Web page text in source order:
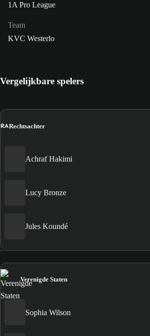
1A Pro League
Team
KVC Westerlo
Vergelijkbare spelers
RARechtsachter
Achraf Hakimi
Lucy Bronze
Jules Koundé
Verenigde Staten
Sophia Wilson